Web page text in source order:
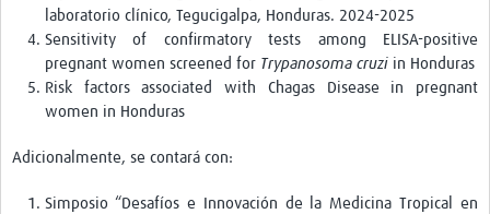
Pathfinder Perú
Pathfinder Republica Dominicana
Mapa Interactivo
LAC Foro
Impacto
laboratorio clínico, Tegucigalpa, Honduras. 2024-2025
Sensitivity of confirmatory tests among ELISA-positive
pregnant women screened for Trypanosoma cruzi in Honduras
Risk factors associated with Chagas Disease in pregnant
women in Honduras
Adicionalmente, se contará con:
Simposio “Desafíos e Innovación de la Medicina Tropical en